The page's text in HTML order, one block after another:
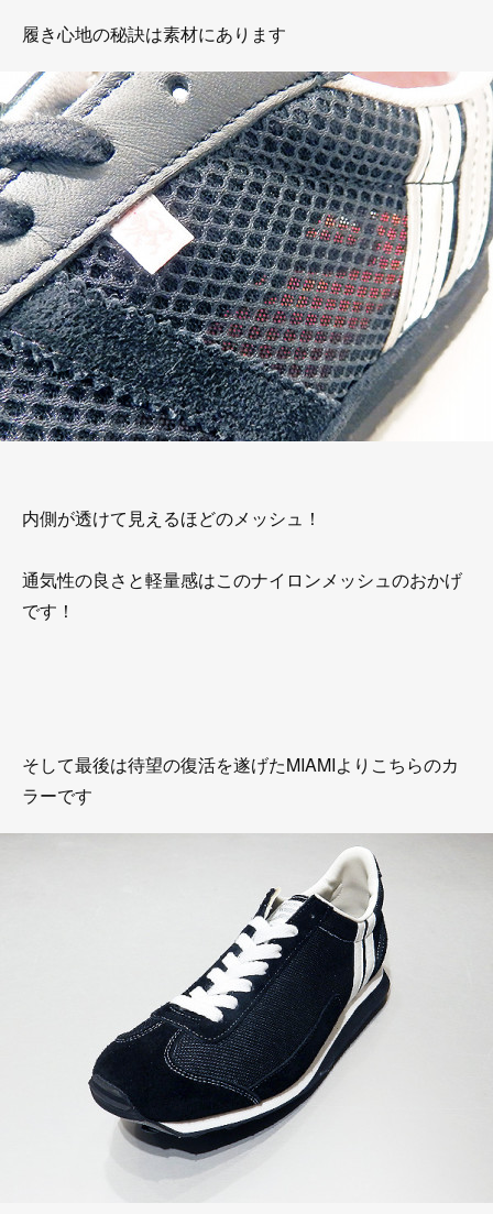
履き心地の秘訣は素材にあります
内側が透けて見えるほどのメッシュ！
通気性の良さと軽量感はこのナイロンメッシュのおかげ
です！
そして最後は待望の復活を遂げたMIAMIよりこちらのカ
ラーです